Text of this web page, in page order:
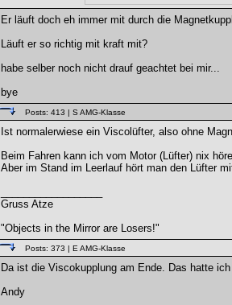
Er läuft doch eh immer mit durch die
Läuft er so richtig mit kraft mit?
habe selber noch nicht drauf geachtet bei mir...
bye
Posts: 413 | S AMG-Klasse
Ist normalerwiese ein Viscolüfter, also ohne
Beim Fahren kann ich vom Motor (Lüfter) nix
Aber im Stand im Leerlauf hört man den Lüfter
Gruss Atze
"Objects in the Mirror are Losers!"
Posts: 373 | E AMG-Klasse
Da ist die Viscokupplung am Ende. Das hatte
Andy